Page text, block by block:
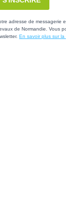
adresse de messagerie
de Normandie. Vous
En savoir plus sur